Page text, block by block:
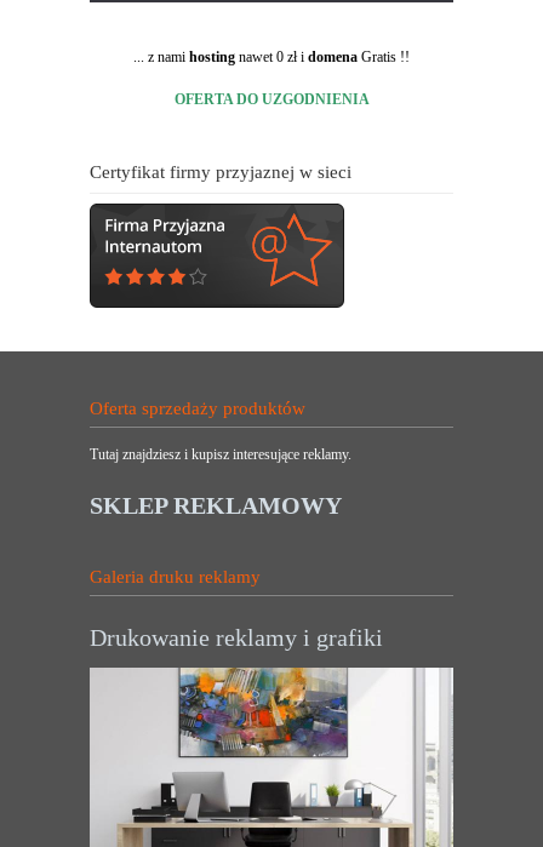
... z nami hosting nawet 0 zł i domena Gratis !!
OFERTA DO UZGODNIENIA
Certyfikat firmy przyjaznej w sieci
Oferta sprzedaży produktów
Tutaj znajdziesz i kupisz interesujące reklamy.
SKLEP REKLAMOWY
Galeria druku reklamy
Drukowanie reklamy i grafiki